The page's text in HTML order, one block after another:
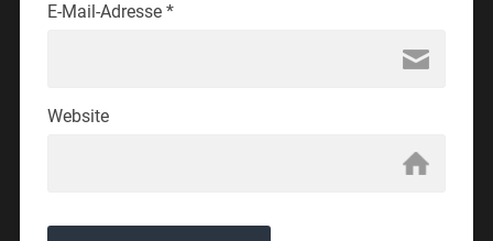
E-Mail-Adresse *
Website